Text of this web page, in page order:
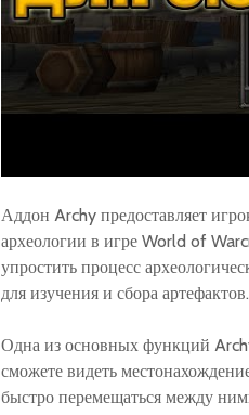
Аддон Archy предоставляет
археологии в игре World of
упростить процесс
для изучения и сбора артефактов.
Одна из основных функций
сможете видеть
быстро перемещаться между